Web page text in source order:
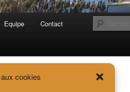
cookies
Equipe Contact